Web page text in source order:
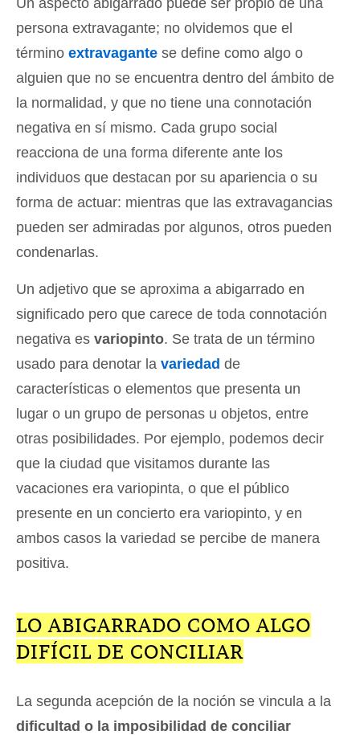
persona extravagante; no olvidemos que el
término extravagante se define como algo o
alguien que no se encuentra dentro del ámbito de
la normalidad, y que no tiene una connotación
negativa en sí mismo. Cada grupo social
reacciona de una forma diferente ante los
individuos que destacan por su apariencia o su
forma de actuar: mientras que las extravagancias
pueden ser admiradas por algunos, otros pueden
condenarlas.
Un adjetivo que se aproxima a abigarrado en
significado pero que carece de toda connotación
negativa es variopinto. Se trata de un término
usado para denotar la variedad de
características o elementos que presenta un
lugar o un grupo de personas u objetos, entre
otras posibilidades. Por ejemplo, podemos decir
que la ciudad que visitamos durante las
vacaciones era variopinta, o que el público
presente en un concierto era variopinto, y en
ambos casos la variedad se percibe de manera
positiva.
LO ABIGARRADO COMO ALGO
DIFÍCIL DE CONCILIAR
La segunda acepción de la noción se vincula a la
dificultad o la imposibilidad de conciliar